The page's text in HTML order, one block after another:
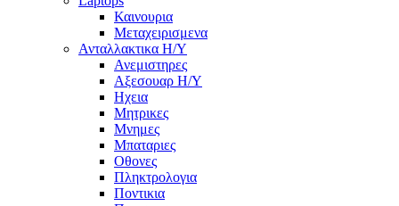
Καινουρια
Μεταχειρισμενα
Ανταλλακτικα H/Y
Ανεμιστηρες
Αξεσουαρ Η/Υ
Ηχεια
Μητρικες
Μνημες
Μπαταριες
Οθονες
Πληκτρολογια
Ποντικια